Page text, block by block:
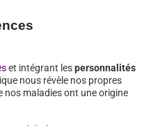
et intégrant lespersonnalités
nous révèle nos propres
nos maladies ont une origine